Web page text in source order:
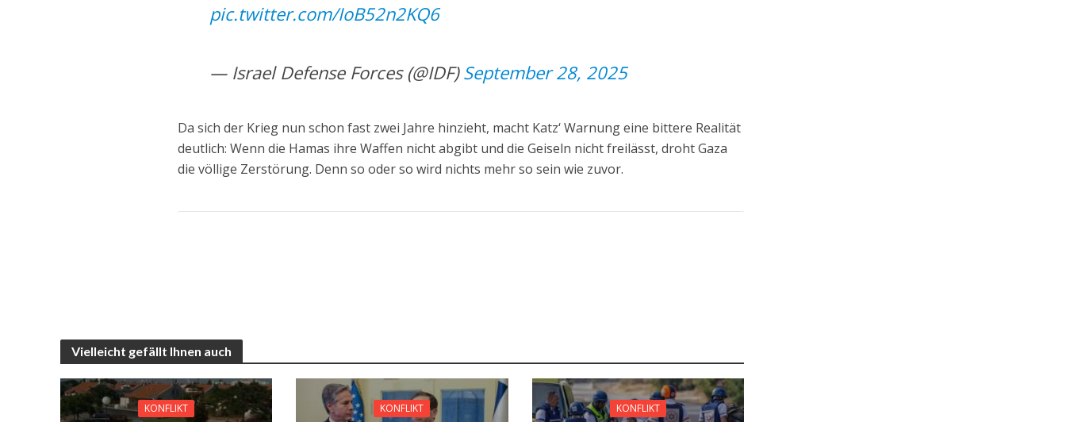
pic.twitter.com/IoB52n2KQ6
— Israel Defense Forces (@IDF)September 28, 2025
Da sich der Krieg nun schon fast zwei Jahre hinzieht, macht Katz‘ Warnung eine bittere Realität
deutlich: Wenn die Hamas ihre Waffen nicht abgibt und die Geiseln nicht freilässt, droht Gaza
die völlige Zerstörung. Denn so oder so wird nichts mehr so sein wie zuvor.
Vielleicht gefällt Ihnen auch
KONFLIKT KONFLIKT KONFLIKT